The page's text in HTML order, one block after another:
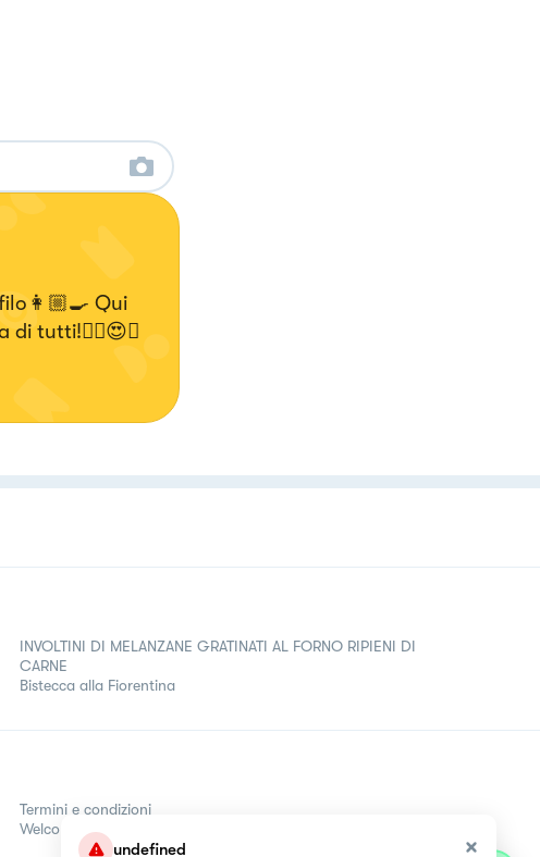
undefined
Qui
tutti!✌🏼😍🍝
INVOLTINI DI MELANZANE GRATINATI AL FORNO RIPIENI DI
CARNE
Bistecca alla Fiorentina
Termini e condizioni
Welcome